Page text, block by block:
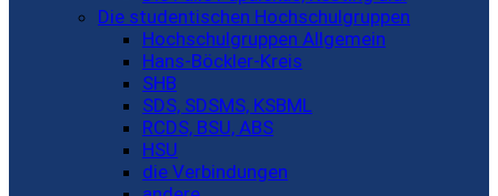
Die studentischen Hochschulgruppen
Hochschulgruppen Allgemein
Hans-Böckler-Kreis
SHB
SDS, SDSMS, KSBML
RCDS, BSU, ABS
HSU
die Verbindungen